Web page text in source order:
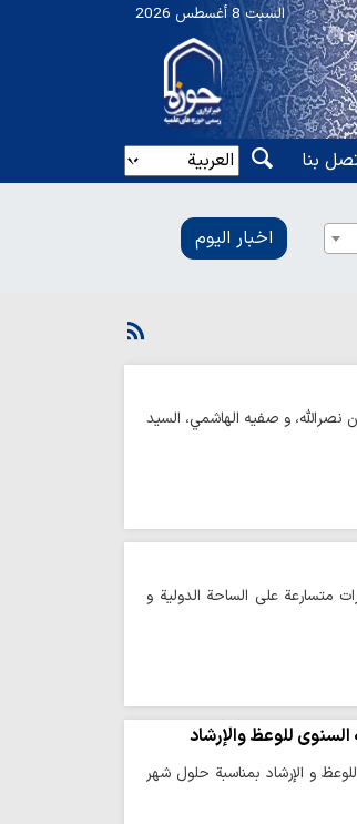
السبت 8 أغسطس 2026
بنا
اخبار الیوم
نصرالله، و صفيه الهاشمي، السيد
متسارعة على الساحة الدولية و
للوعظ والإرشاد
و الإرشاد بمناسبة حلول شهر